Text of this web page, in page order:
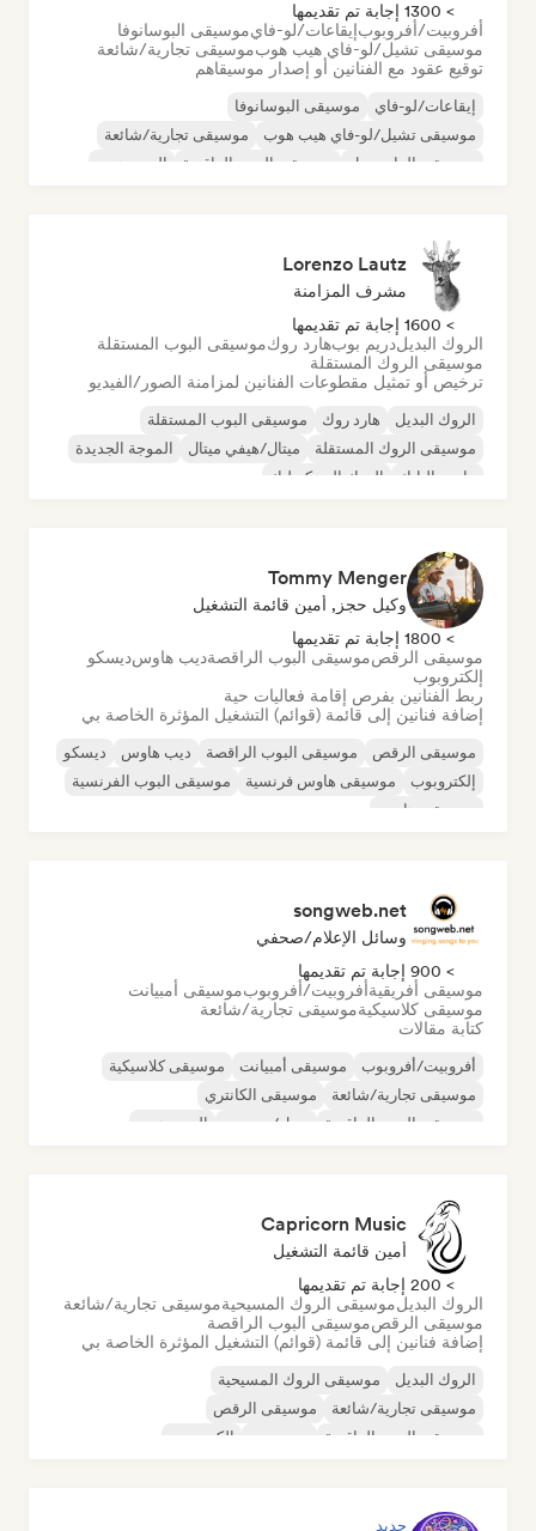
> 1300 إجابة تم تقديمها
أفروبيت/أفروبوبإيقاعات/لو-فايموسيقى البوسانوفا
موسيقى تشيل/لو-فاي هيب هوبموسيقى تجارية/شائعة
توقيع عقود مع الفنانين أو إصدار موسيقاهم
إيقاعات/لو-فاي
موسيقى البوسانوفا
موسيقى تشيل/لو-فاي هيب هوب
موسيقى تجارية/شائعة
موسيقى الدانسهول
موسيقى البوب الراقصة
الهيب هوب
Lorenzo Lautz
مشرف المزامنة
> 1600 إجابة تم تقديمها
الروك البديلدريم بوبهارد روكموسيقى البوب المستقلة
موسيقى الروك المستقلة
ترخيص أو تمثيل مقطوعات الفنانين لمزامنة الصور/الفيديو
الروك البديل هارد روك
موسيقى البوب المستقلة
موسيقى الروك المستقلة
ميتال/هيفي ميتال
الموجة الجديدة
ما بعد البانك
الروك السيكديليك
Tommy Menger
وكيل حجز, أمين قائمة التشغيل
> 1800 إجابة تم تقديمها
موسيقى الرقصموسيقى البوب الراقصةديب هاوسديسكو
إلكتروبوب
ربط الفنانين بفرص إقامة فعاليات حية
إضافة فنانين إلى قائمة (قوائم) التشغيل المؤثرة الخاصة بي
موسيقى الرقص موسيقى البوب الراقصة ديب هاوس
ديسكو
إلكتروبوب
موسيقى هاوس فرنسية
موسيقى البوب الفرنسية
موسيقى هاوس
songweb.net
وسائل الإعلام/صحفي
> 900 إجابة تم تقديمها
موسيقى أفريقيةأفروبيت/أفروبوبموسيقى أمبيانت
موسيقى كلاسيكيةموسيقى تجارية/شائعة
كتابة مقالات
أفروبيت/أفروبوب موسيقى أمبيانت
موسيقى كلاسيكية
موسيقى تجارية/شائعة
موسيقى الكانتري
موسيقى البوب الراقصة
دريل/جيرسي الهيب هوب
Capricorn Music
أمين قائمة التشغيل
> 200 إجابة تم تقديمها
الروك البديلموسيقى الروك المسيحيةموسيقى تجارية/شائعة
موسيقى الرقصموسيقى البوب الراقصة
إضافة فنانين إلى قائمة (قوائم) التشغيل المؤثرة الخاصة بي
الروك البديل
موسيقى الروك المسيحية
موسيقى تجارية/شائعة
موسيقى الرقص
موسيقى البوب الراقصة
إلكتروبوب
جديد